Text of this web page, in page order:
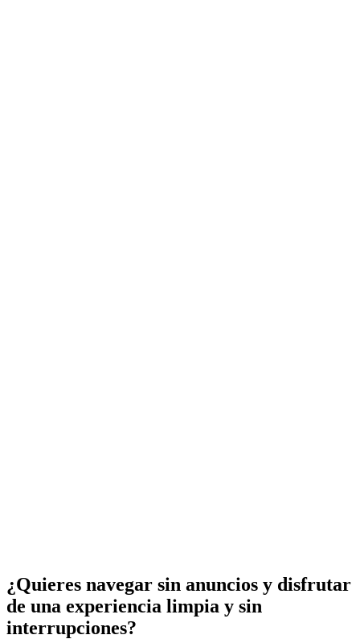
¿Quieres navegar sin anuncios y disfrutar
de una experiencia limpia y sin
interrupciones?